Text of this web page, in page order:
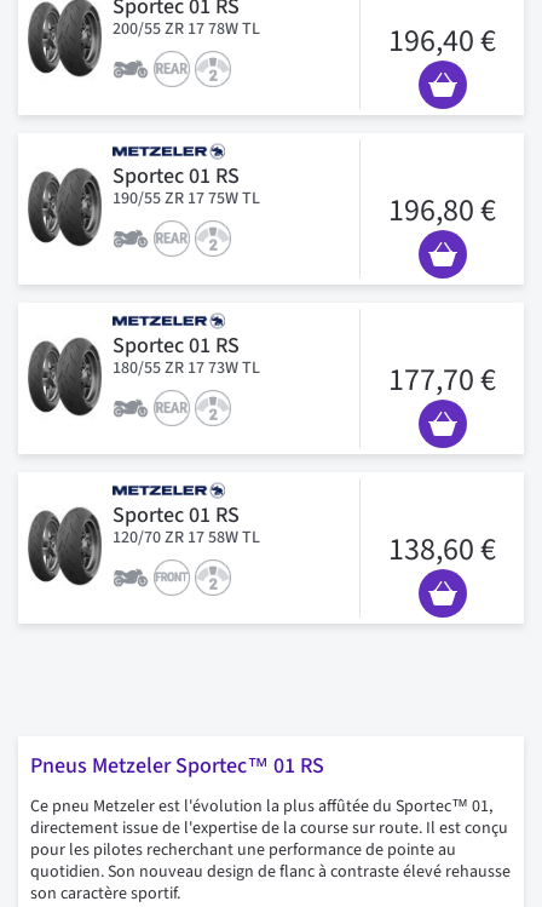
Sportec 01 RS
200/55 ZR 17 78W TL 196,40 €
Sportec 01 RS
190/55 ZR 17 75W TL 196,80 €
Sportec 01 RS
180/55 ZR 17 73W TL 177,70 €
Sportec 01 RS
120/70 ZR 17 58W TL 138,60 €
Pneus Metzeler Sportec™ 01 RS
Ce pneu Metzeler est l'évolution la plus affûtée du Sportec™ 01,
directement issue de l'expertise de la course sur route. Il est conçu
pour les pilotes recherchant une performance de pointe au
quotidien. Son nouveau design de flanc à contraste élevé rehausse
son caractère sportif.